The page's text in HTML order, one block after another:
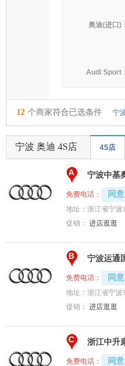
奥迪(进口)：
Audi Sport：
12 个商家符合已选条件 宁
宁波 奥迪 4S店 4S店
A 宁波中基
免费电话： 同
地址： 浙江省宁波
促销： 进店逛逛
B 宁波运通
免费电话： 同
地址： 浙江省宁波
促销： 进店逛逛
C 浙江中升
免费电话： 同